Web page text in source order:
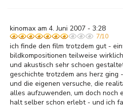
kinomax am 4. Juni 2007 - 3:28
7/10
ich finde den film trotzdem gut -
bildkompositionen teilweise
und akustisch sehr schoen
geschichte trotzdem ans herz ging
und die eigenen versuche, die
alles aufzuwenden, um doch noch
halt selber schon erlebt - und ich